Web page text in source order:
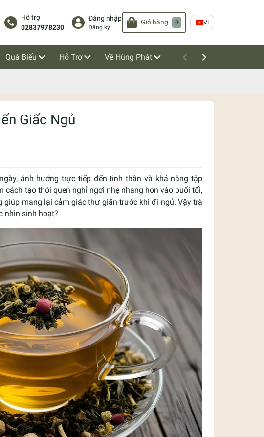
Hỗ trợ
02837978230
Đăng nhập
Đăng ký
Giỏ hàng 0 VI
Quà Biếu Hỗ Trợ Về Hùng Phát
Giấc Ngủ
ảnh hưởng trực tiếp đến tinh thần và khả năng tập
tạo thói quen nghỉ ngơi nhẹ nhàng hơn vào buổi tối,
mang lại cảm giác thư giãn trước khi đi ngủ. Vậy trà
nhìn sinh hoạt?